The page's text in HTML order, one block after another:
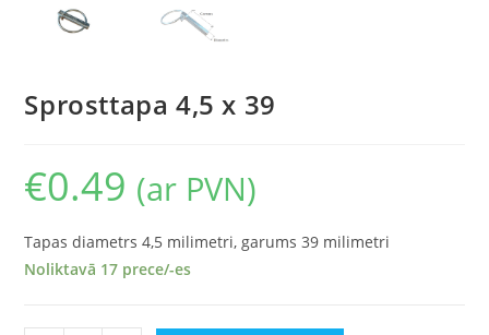
Sprosttapa 4,5 x 39
€0.49 (ar PVN)
Tapas diametrs 4,5 milimetri, garums 39 milimetri
Noliktavā 17 prece/-es